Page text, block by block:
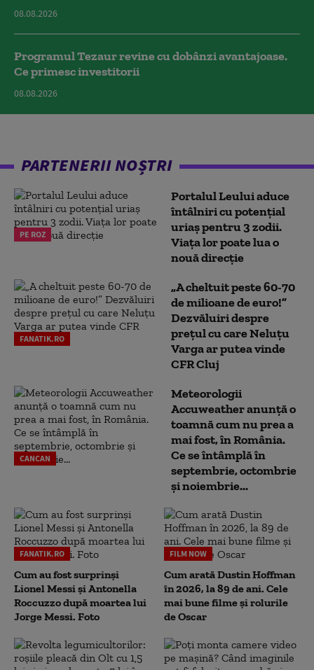
08.08.2026
Programul Tezaur revine cu dobânzi avantajoase.
Ce primesc investitorii
08.08.2026
PARTENERII NOȘTRI
PE ROZ
Portalul Leului aduce
întâlniri cu potențial
uriaș pentru 3 zodii.
Viața lor poate lua o
nouă direcție
FANATIK.RO
„A cheltuit peste 60-70
de milioane de euro!”
Dezvăluiri despre
prețul cu care Neluțu
Varga ar putea vinde
CFR Cluj
CANCAN
Meteorologii
Accuweather anunță o
toamnă cum nu prea a
mai fost, în România.
Ce se întâmplă în
septembrie, octombrie
și noiembrie...
FANATIK.RO
Cum au fost surprinși
Lionel Messi și Antonella
Roccuzzo după moartea lui
Jorge Messi. Foto
FILM NOW
Cum arată Dustin Hoffman
în 2026, la 89 de ani. Cele
mai bune filme și rolurile
de Oscar